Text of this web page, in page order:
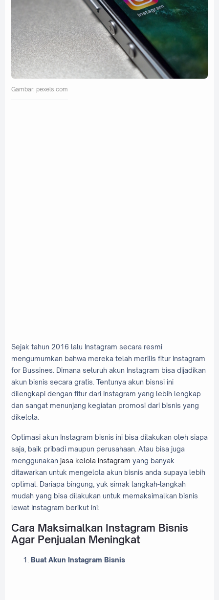
Gambar: pexels.com
Sejak tahun 2016 lalu Instagram secara resmi
mengumumkan bahwa mereka telah merilis fitur Instagram
for Bussines. Dimana seluruh akun Instagram bisa dijadikan
akun bisnis secara gratis. Tentunya akun bisnsi ini
dilengkapi dengan fitur dari Instagram yang lebih lengkap
dan sangat menunjang kegiatan promosi dari bisnis yang
dikelola.
Optimasi akun Instagram bisnis ini bisa dilakukan oleh siapa
saja, baik pribadi maupun perusahaan. Atau bisa juga
menggunakan jasa kelola instagram yang banyak
ditawarkan untuk mengelola akun bisnis anda supaya lebih
optimal. Dariapa bingung, yuk simak langkah-langkah
mudah yang bisa dilakukan untuk memaksimalkan bisnis
lewat Instagram berikut ini:
Cara Maksimalkan Instagram Bisnis
Agar Penjualan Meningkat
Buat Akun Instagram Bisnis